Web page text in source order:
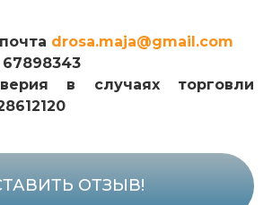
drosa.maja@gmail.com
в случаях торговли
ОТЗЫВ!